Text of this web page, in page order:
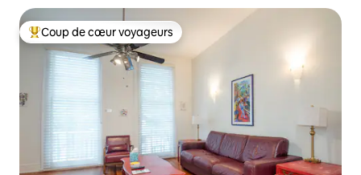
Coups de cœur voyageurs les plus appréciés
Coup de cœur voyageurs